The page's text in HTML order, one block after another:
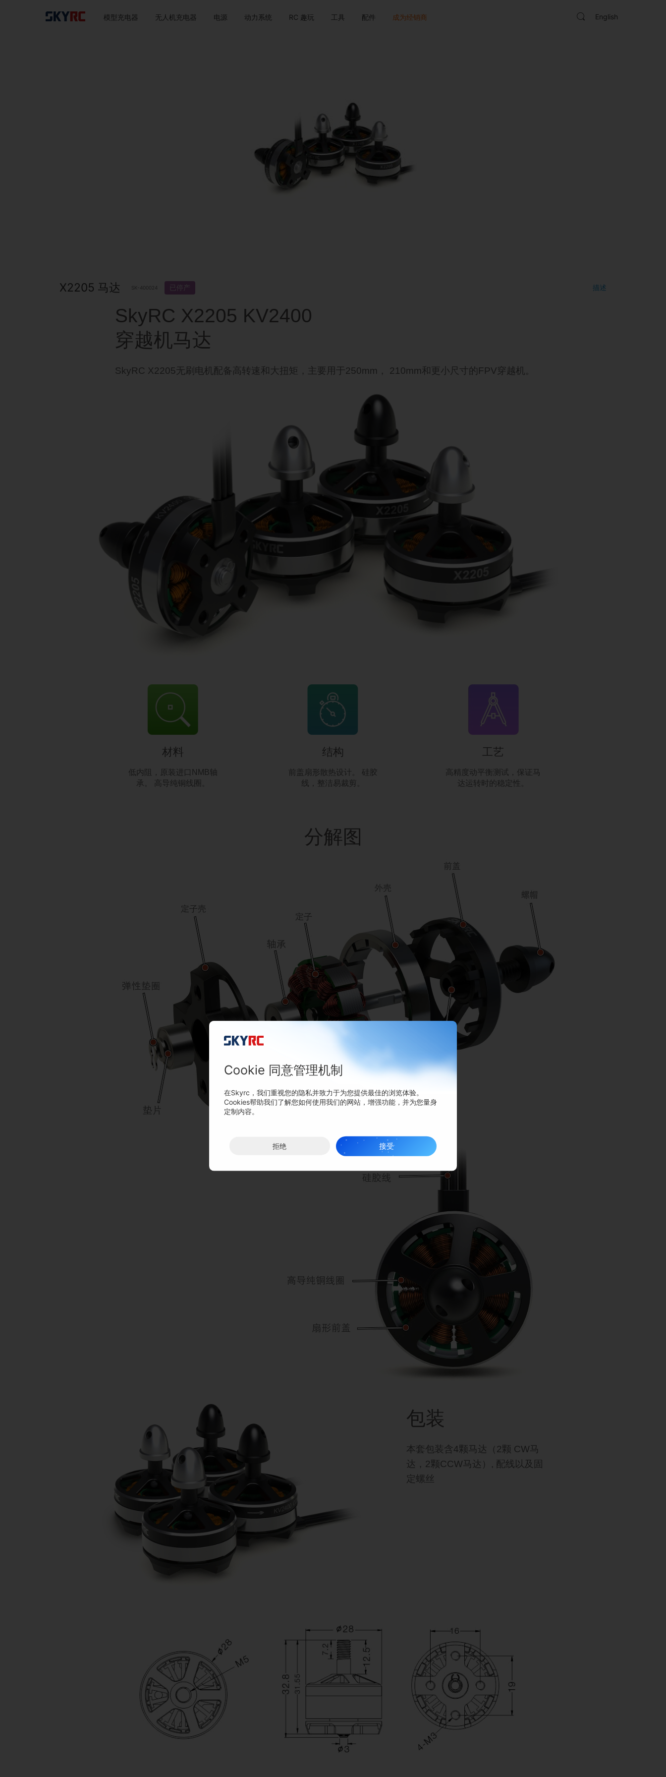
模型充电器 无人机充电器 电源 动力系统 RC 趣玩 工具 配件 成为经销商 English
X2205 马达 SK-400024 已停产 描述
SkyRC X2205 KV2400
穿越机马达
SkyRC X2205无刷电机配备高转速和大扭矩，主要用于250mm， 210mm和更小尺寸的FPV穿越机。
材料
低内阻，原装进口NMB轴
承。 高导纯铜线圈。
结构
前盖扇形散热设计。 硅胶
线，整洁易裁剪。
工艺
高精度动平衡测试，保证马
达运转时的稳定性。
分解图
包装
本套包装含4颗马达（2颗 CW马
达，2颗CCW马达）, 配线以及固
定螺丝
Cookie 同意管理机制
在Skyrc，我们重视您的隐私并致力于为您提供最佳的浏览体验。
Cookies帮助我们了解您如何使用我们的网站，增强功能，并为您量身
定制内容。
拒绝 接受